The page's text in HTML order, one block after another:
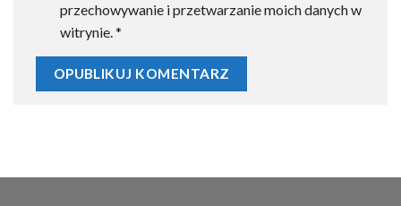
przechowywanie i przetwarzanie moich danych w
witrynie.*